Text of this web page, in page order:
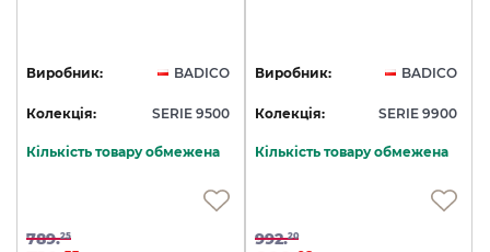
Виробник: BADICO
Колекція: SERIE 9500
Кількість товару обмежена
789.25
Виробник: BADICO
Колекція: SERIE 9900
Кількість товару обмежена
992.20